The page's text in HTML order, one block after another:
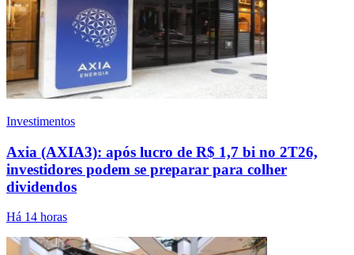
Investimentos
Axia (AXIA3): após lucro de R$ 1,7 bi no 2T26,
investidores podem se preparar para colher
dividendos
Há 14 horas